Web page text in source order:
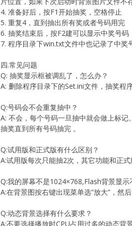
4. 准备好后，按F1开始抽奖，空格停止
5. 重复4，直到抽出所有奖或者号码用完
6. 抽奖结束后，按F2建可以显示中奖号码
7. 程序目录下win.txt文件中也记录了中
四.常见问题
Q: 抽奖显示框被调乱了，怎么办？
A: 删除程序目录下的Set.ini文件，抽奖程
Q:号码会不会重复抽中？
A: 不会，每个号码一旦抽中就会做上标
抽奖直到所有号码抽完 。
Q:试用版和正式版有什么区别？
A:试用版每次只能抽2次，其它功能和正
Q:我的屏幕不是1024×768,Flash背景显
A:在背景图按右键出现菜单选“放大”，然
Q:动态背景选择有什么要求？
A:不要选择播放时CPU占用过多的动态背